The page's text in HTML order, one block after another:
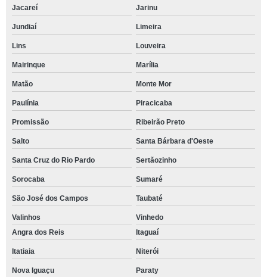
Jacareí Jarinu
Jundiaí Limeira
Lins Louveira
Mairinque Marília
Matão Monte Mor
Paulínia Piracicaba
Promissão Ribeirão Preto
Salto Santa Bárbara d'Oeste
Santa Cruz do Rio Pardo Sertãozinho
Sorocaba Sumaré
São José dos Campos Taubaté
Valinhos
Vinhedo
Angra dos Reis
Itaguaí
Itatiaia Niterói
Nova Iguaçu Paraty